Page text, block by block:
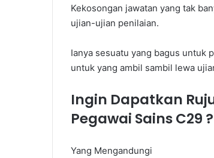
Kekosongan jawatan yang tak
ujian-ujian penilaian.
Ianya sesuatu yang bagus untuk
untuk yang ambil sambil lewa
Ingin Dapatkan
Pegawai Sains C29
Yang Mengandungi